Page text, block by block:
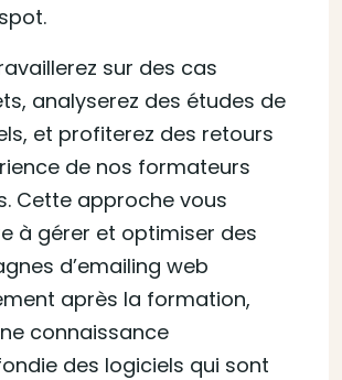
sur des cas
analyserez des études de
et profiterez des retours
de nos formateurs
Cette approche vous
à gérer et optimiser des
d’emailing web
après la formation,
connaissance
des logiciels qui sont